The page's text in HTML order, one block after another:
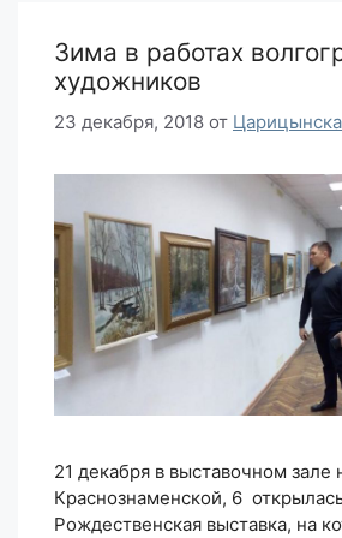
Зима в работах
художников
23 декабря, 2018 от
21 декабря в выставочном зале
Краснознаменской, 6
Рождественская выставка, на